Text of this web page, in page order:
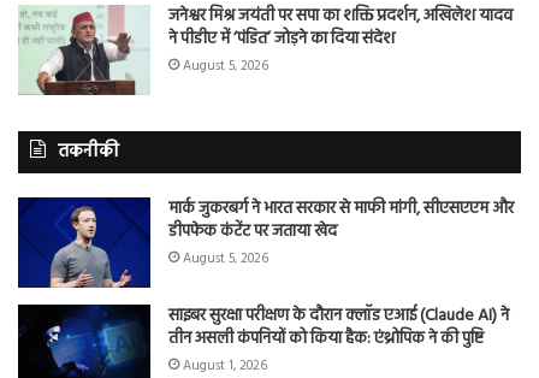
जनेश्वर मिश्र जयंती पर सपा का शक्ति प्रदर्शन, अखिलेश यादव
ने पीडीए में ‘पंडित’ जोड़ने का दिया संदेश
August 5, 2026
तकनीकी
मार्क जुकरबर्ग ने भारत सरकार से माफी मांगी, सीएसएएम और
डीपफेक कंटेंट पर जताया खेद
August 5, 2026
साइबर सुरक्षा परीक्षण के दौरान क्लॉड एआई (Claude AI) ने
तीन असली कंपनियों को किया हैक: एंथ्रोपिक ने की पुष्टि
August 1, 2026